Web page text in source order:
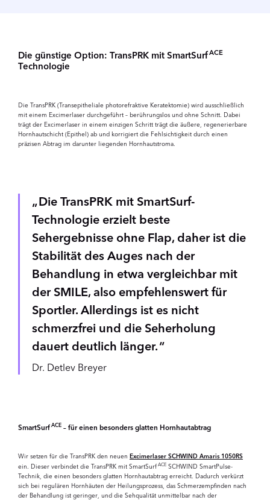
Die günstige Option: TransPRK mit SmartSurfACE
Technologie
Die TransPRK (Transepitheliale photorefraktive Keratektomie) wird ausschließlich
mit einem Excimerlaser durchgeführt – berührungslos und ohne Schnitt. Dabei
trägt der Excimerlaser in einem einzigen Schritt trägt die äußere, regenerierbare
Hornhautschicht (Epithel) ab und korrigiert die Fehlsichtigkeit durch einen
präzisen Abtrag im darunter liegenden Hornhautstroma.
Die TransPRK mit SmartSurf-
Technologie erzielt beste
Sehergebnisse ohne Flap, daher ist die
Stabilität des Auges nach der
Behandlung in etwa vergleichbar mit
der SMILE, also empfehlenswert für
Sportler. Allerdings ist es nicht
schmerzfrei und die Seherholung
dauert deutlich länger.
Dr. Detlev Breyer
SmartSurf ACE – für einen besonders glatten Hornhautabtrag
Wir setzen für die TransPRK den neuen Excimerlaser SCHWIND Amaris 1050RS
ein. Dieser verbindet die TransPRK mit SmartSurf ACE SCHWIND SmartPulse-
Technik, die einen besonders glatten Hornhautabtrag erreicht. Dadurch verkürzt
sich bei regulären Hornhäuten der Heilungsprozess, das Schmerzempfinden nach
der Behandlung ist geringer, und die Sehqualität unmittelbar nach der